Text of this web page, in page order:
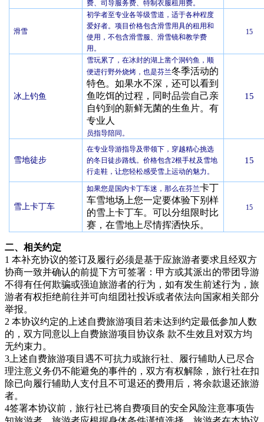
费、司导服务费、特制衣服租用费。
滑雪
初学者至专业各等级雪道，适于各种程度
爱好者。项目价格包含滑雪用具的租用和
使用，不包含滑雪服、滑雪镜和教学费
用。
15
冰上钓鱼
雪玩累了，在冰封的湖上凿个洞钓鱼，顺
便进行野外烧烤，也是芬兰冬季活动的
特色。如果水不深，还可以看到
鱼吃饵的过程，同时品尝自己亲
自钓到的新鲜无菌的生鱼片。有
专业人
员指导陪同。
15
雪地徒步
在专业导游指导及带领下，穿越精心挑选
的冬日徒步路线。价格包含2根手杖及雪地
行走鞋，让您轻松感受雪上运动的魅力。
15
雪上卡丁车
如果您是国内卡丁车迷，那么在芬兰卡丁
车雪地场上您一定要体验下别样
的雪上卡丁车。可以分组限时比
赛，在雪地上尽情挥洒快乐。
15
二、相关约定
1 本补充协议的签订及履行必须是基于应旅游者要求且经双方
协商一致并确认的前提下方可签署：甲方或其派出的带团导游
不得有任何欺骗或强迫旅游者的行为，如有发生前述行为，旅
游者有权拒绝前往并可向组团社投诉或者依法向国家相关部分
举报。
2 本协议约定的上述自费旅游项目若未达到约定最低参加人数
的，双方同意以上自费旅游项目协议条 款不生效且对双方均
无约束力。
3上述自费旅游项目遇不可抗力或旅行社、履行辅助人已尽合
理注意义务仍不能避免的事件的，双方有权解除，旅行社在扣
除已向履行辅助人支付且不可退还的费用后，将余款退还旅游
者。
4签署本协议前，旅行社已将自费项目的安全风险注意事项告